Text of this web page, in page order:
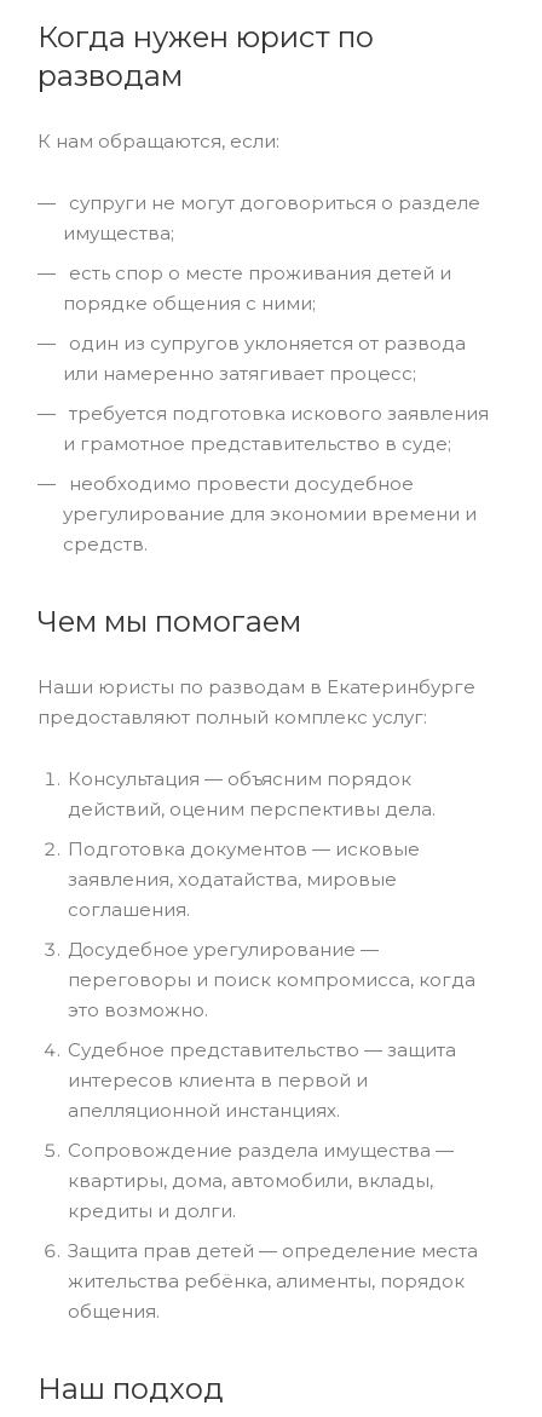
Когда нужен юрист по
разводам
К нам обращаются, если:
супруги не могут договориться о разделе
имущества;
есть спор о месте проживания детей и
порядке общения с ними;
один из супругов уклоняется от развода
или намеренно затягивает процесс;
требуется подготовка искового заявления
и грамотное представительство в суде;
необходимо провести досудебное
урегулирование для экономии времени и
средств.
Чем мы помогаем
Наши юристы по разводам в Екатеринбурге
предоставляют полный комплекс услуг:
Консультация — объясним порядок
действий, оценим перспективы дела.
Подготовка документов — исковые
заявления, ходатайства, мировые
соглашения.
Досудебное урегулирование —
переговоры и поиск компромисса, когда
это возможно.
Судебное представительство — защита
интересов клиента в первой и
апелляционной инстанциях.
Сопровождение раздела имущества —
квартиры, дома, автомобили, вклады,
кредиты и долги.
Защита прав детей — определение места
жительства ребёнка, алименты, порядок
общения.
Наш подход